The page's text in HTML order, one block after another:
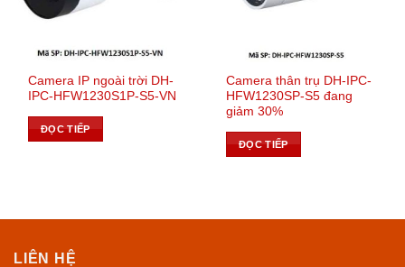
Camera IP ngoài trời DH-
IPC-HFW1230S1P-S5-VN
ĐỌC TIẾP
Camera thân trụ DH-IPC-
HFW1230SP-S5 đang
giảm 30%
ĐỌC TIẾP
LIÊN HỆ